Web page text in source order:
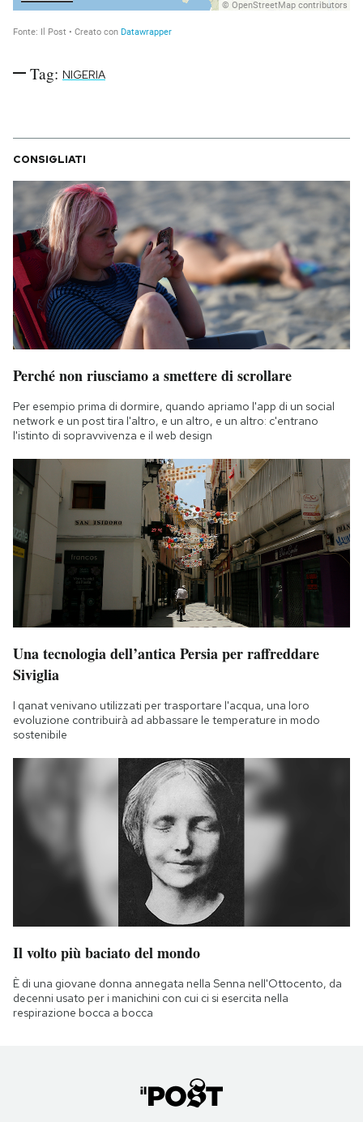
Tag: NIGERIA
CONSIGLIATI
Perché non riusciamo a smettere di scrollare
Per esempio prima di dormire, quando apriamo l'app di un social
network e un post tira l'altro, e un altro, e un altro: c'entrano
l'istinto di sopravvivenza e il web design
Una tecnologia dell’antica Persia per raffreddare
Siviglia
I qanat venivano utilizzati per trasportare l'acqua, una loro
evoluzione contribuirà ad abbassare le temperature in modo
sostenibile
Il volto più baciato del mondo
È di una giovane donna annegata nella Senna nell'Ottocento, da
decenni usato per i manichini con cui ci si esercita nella
respirazione bocca a bocca